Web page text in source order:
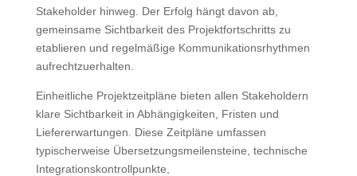
Stakeholder hinweg. Der Erfolg hängt davon ab,
gemeinsame Sichtbarkeit des Projektfortschritts zu
etablieren und regelmäßige Kommunikationsrhythmen
aufrechtzuerhalten.
Einheitliche Projektzeitpläne bieten allen Stakeholdern
klare Sichtbarkeit in Abhängigkeiten, Fristen und
Liefererwartungen. Diese Zeitpläne umfassen
typischerweise Übersetzungsmeilensteine, technische
Integrationskontrollpunkte,